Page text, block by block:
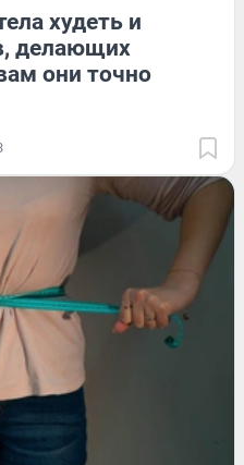
худеть и
делающих
они точно